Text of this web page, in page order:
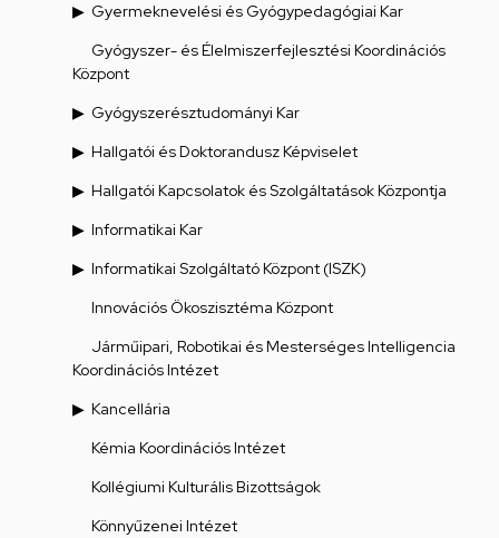
Gyermeknevelési és Gyógypedagógiai Kar
Gyógyszer- és Élelmiszerfejlesztési Koordinációs
Központ
Gyógyszerésztudományi Kar
Hallgatói és Doktorandusz Képviselet
Hallgatói Kapcsolatok és Szolgáltatások Központja
Informatikai Kar
Informatikai Szolgáltató Központ (ISZK)
Innovációs Ökoszisztéma Központ
Járműipari, Robotikai és Mesterséges Intelligencia
Koordinációs Intézet
Kancellária
Kémia Koordinációs Intézet
Kollégiumi Kulturális Bizottságok
Könnyűzenei Intézet